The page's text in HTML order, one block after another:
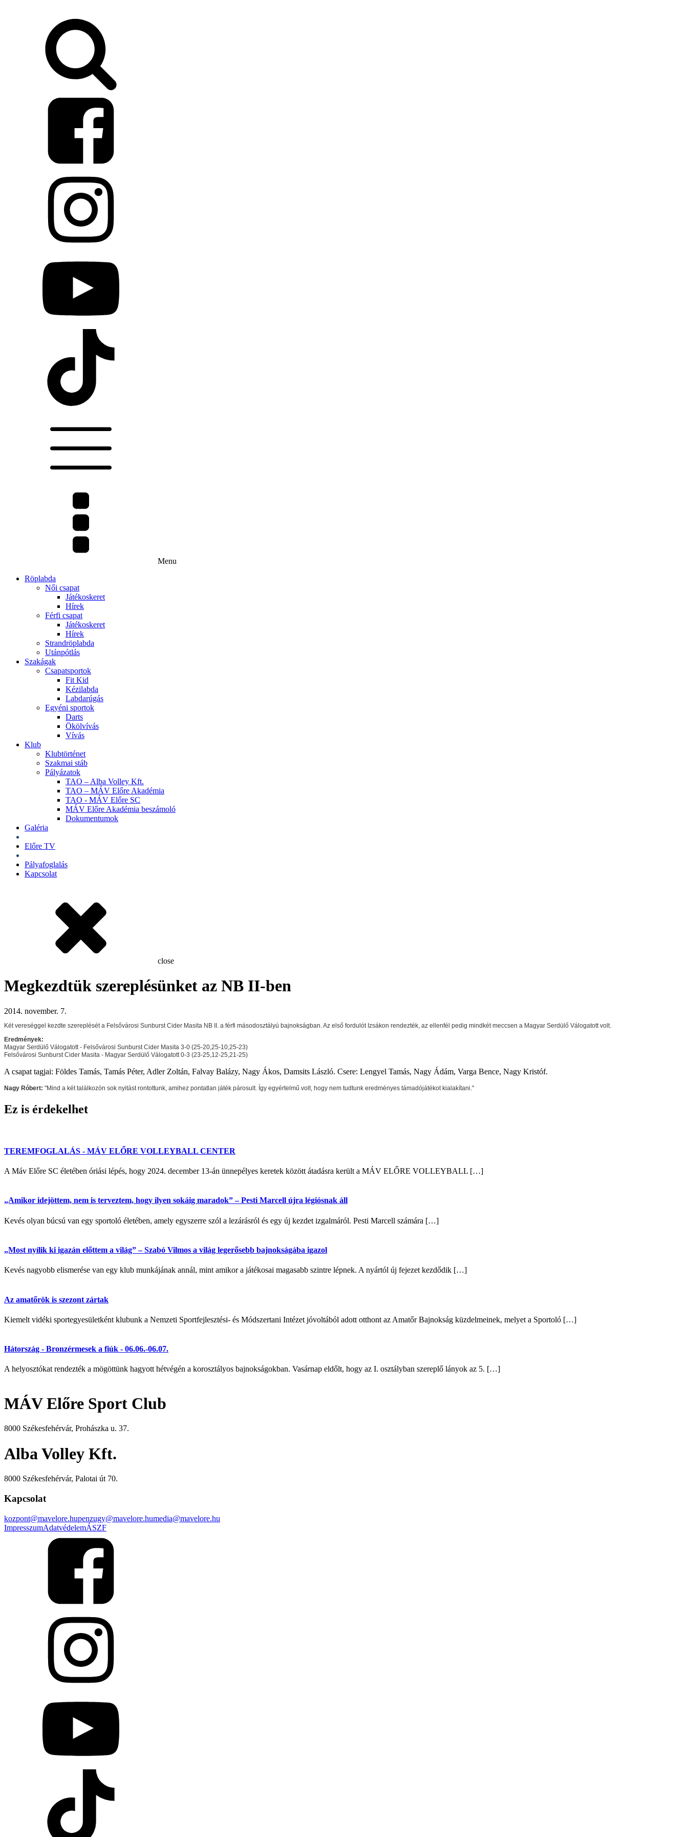
Menu
Röplabda
Női csapat
Játékoskeret
Hírek
Férfi csapat
Játékoskeret
Hírek
Strandröplabda
Utánpótlás
Szakágak
Csapatsportok
Fit Kid
Kézilabda
Labdarúgás
Egyéni sportok
Darts
Ökölvívás
Vívás
Klub
Klubtörténet
Szakmai stáb
Pályázatok
TAO – Alba Volley Kft.
TAO – MÁV Előre Akadémia
TAO - MÁV Előre SC
MÁV Előre Akadémia beszámoló
Dokumentumok
Galéria
Előre TV
Pályafoglalás
Kapcsolat
close
Megkezdtük szereplésünket az NB II-ben
2014. november. 7.
Két vereséggel kezdte szereplését a Felsővárosi Sunburst Cider Masita NB II. a férfi másodosztályú bajnokságban. Az első fordulót Izsákon rendezték, az ellenfél pedig mindkét meccsen a Magyar Serdülő Válogatott volt.
Eredmények:
Magyar Serdülő Válogatott - Felsővárosi Sunburst Cider Masita 3-0 (25-20,25-10,25-23)
Felsővárosi Sunburst Cider Masita - Magyar Serdülő Válogatott 0-3 (23-25,12-25,21-25)
A csapat tagjai: Földes Tamás, Tamás Péter, Adler Zoltán, Falvay Balázy, Nagy Ákos, Damsits László. Csere: Lengyel Tamás, Nagy Ádám, Varga Bence, Nagy Kristóf.
Nagy Róbert: "Mind a két találkozón sok nyitást rontottunk, amihez pontatlan játék párosult. Így egyértelmű volt, hogy nem tudtunk eredményes támadójátékot kialakítani."
Ez is érdekelhet
TEREMFOGLALÁS - MÁV ELŐRE VOLLEYBALL CENTER
A Máv Előre SC életében óriási lépés, hogy 2024. december 13-án ünnepélyes keretek között átadásra került a MÁV ELŐRE VOLLEYBALL […]
„Amikor idejöttem, nem is terveztem, hogy ilyen sokáig maradok” – Pesti Marcell újra légiósnak áll
Kevés olyan búcsú van egy sportoló életében, amely egyszerre szól a lezárásról és egy új kezdet izgalmáról. Pesti Marcell számára […]
„Most nyílik ki igazán előttem a világ” – Szabó Vilmos a világ legerősebb bajnokságába igazol
Kevés nagyobb elismerése van egy klub munkájának annál, mint amikor a játékosai magasabb szintre lépnek. A nyártól új fejezet kezdődik […]
Az amatőrök is szezont zártak
Kiemelt vidéki sportegyesületként klubunk a Nemzeti Sportfejlesztési- és Módszertani Intézet jóvoltából adott otthont az Amatőr Bajnokság küzdelmeinek, melyet a Sportoló […]
Hátország - Bronzérmesek a fiúk - 06.06.-06.07.
A helyosztókat rendezték a mögöttünk hagyott hétvégén a korosztályos bajnokságokban. Vasárnap eldőlt, hogy az I. osztályban szereplő lányok az 5. […]
MÁV Előre Sport Club
8000 Székesfehérvár, Prohászka u. 37.
Alba Volley Kft.
8000 Székesfehérvár, Palotai út 70.
Kapcsolat
kozpont@mavelore.hupenzugy@mavelore.humedia@mavelore.hu
ImpresszumAdatvédelemÁSZF